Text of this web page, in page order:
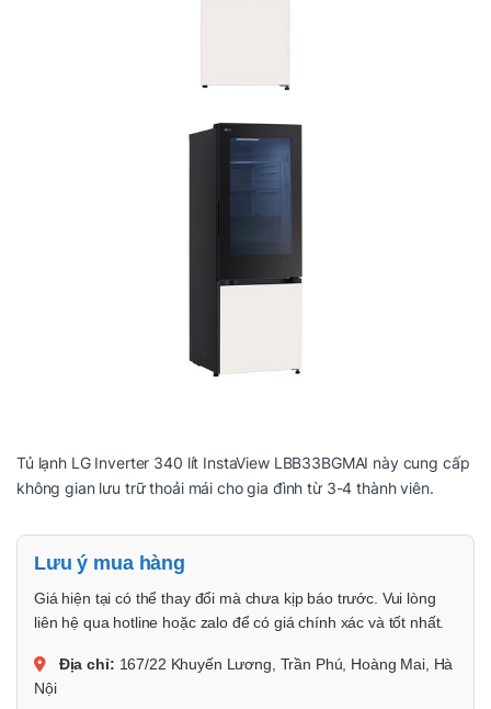
Tủ lạnh LG Inverter 340 lít InstaView LBB33BGMAI này cung cấp
không gian lưu trữ thoải mái cho gia đình từ 3-4 thành viên.
Lưu ý mua hàng
Giá hiện tại có thể thay đổi mà chưa kịp báo trước. Vui lòng
liên hệ qua hotline hoặc zalo để có giá chính xác và tốt nhất.
Địa chỉ: 167/22 Khuyến Lương, Trần Phú, Hoàng Mai, Hà
Nội